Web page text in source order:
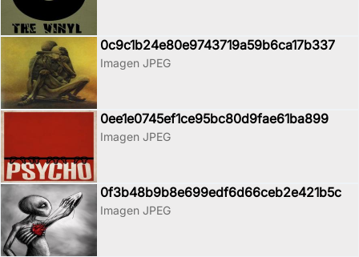
0c9c1b24e80e9743719a59b6ca17b337
Imagen JPEG
0ee1e0745ef1ce95bc80d9fae61ba899
Imagen JPEG
0f3b48b9b8e699edf6d66ceb2e421b5c
Imagen JPEG